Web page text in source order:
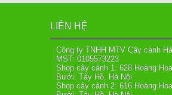
LIÊN HỆ
Công ty TNHH MTV Cây cảnh
MST: 0105573223
Shop cây cảnh 1: 628 Hoàng
Bưởi, Tây Hồ, Hà Nội
Shop cây cảnh 2: 616 Hoàng